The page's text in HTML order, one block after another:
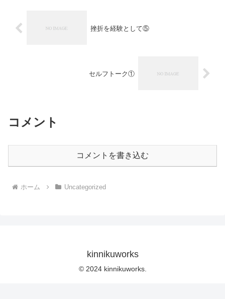
挫折を経験として⑤
セルフトーク①
コメント
コメントを書き込む
ホーム Uncategorized
kinnikuworks
© 2024 kinnikuworks.